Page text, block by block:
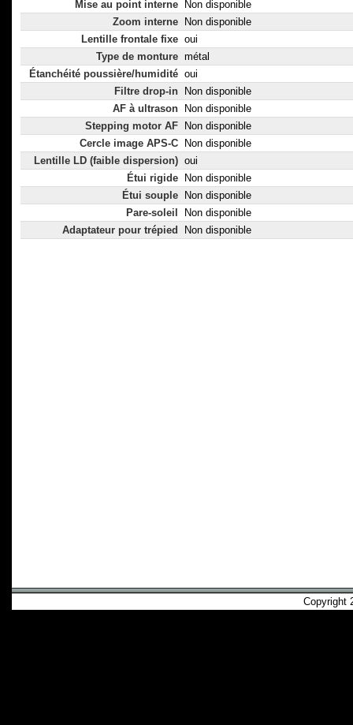
Mise au point interne
Non disponible
Zoom interne
Non disponible
Lentille frontale fixe oui
Type de monture métal
Étanchéité poussière/humidité oui
Filtre drop-in
Non disponible
AF à ultrason
Non disponible
Stepping motor AF
Non disponible
Cercle image APS-C
Non disponible
Lentille LD (faible dispersion) oui
Étui rigide
Non disponible
Étui souple
Non disponible
Pare-soleil
Non disponible
Adaptateur pour trépied
Non disponible
Copyright